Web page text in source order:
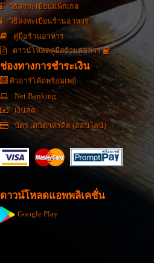
วิธีลงทะเบียนแพ็กเกจ
วิธีลงทะเบียนร้านอาหาร
คู่มือร้านอาหาร
ดาวน์โหลดคู่มือร้านอาหาร
ช่องทางการชำระเงิน
คิวอาร์โค้ดพร้อมเพย์
Net Banking
เงินสด
บัตร เดบิต/เครดิต (ออนไลน์)
ดาวน์โหลดแอพพลิเคชั่น
Google Play